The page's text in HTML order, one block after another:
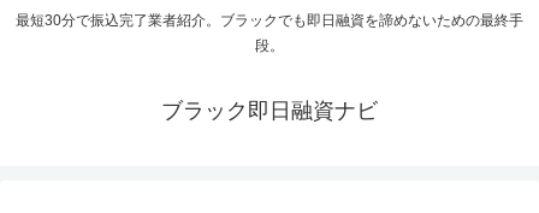
最短30分で振込完了業者紹介。ブラックでも即日融資を諦めないための最終手
段。
ブラック即日融資ナビ